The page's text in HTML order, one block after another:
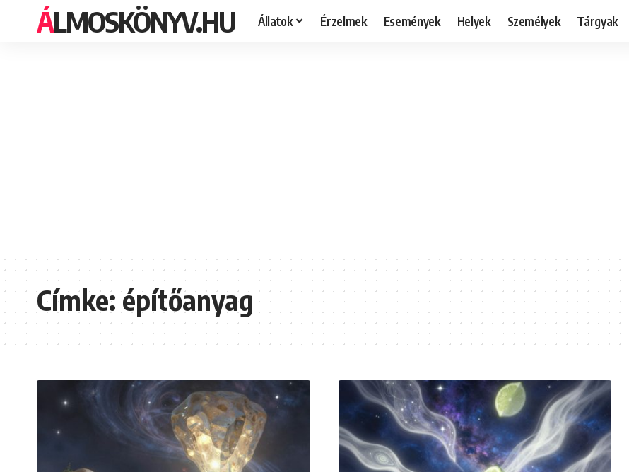
ÁLMOSKÖNYV.HU Állatok Érzelmek Események Helyek Személyek Tárgyak
Címke:építőanyag